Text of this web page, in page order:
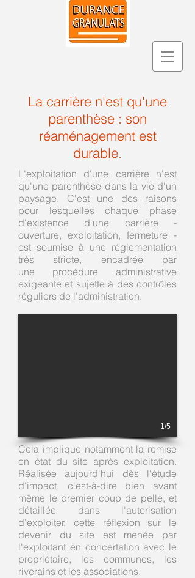
Cela implique notamment la remise
en état du site après exploitation.
Réalisée aujourd'hui dès l'étude
d'impact, c'est-à-dire bien avant
même le premier coup de pelle, et
détaillée dans l'autorisation
d'exploiter, cette réflexion sur le
devenir du site est menée par
l'exploitant en concertation avec le
propriétaire, les communes, les
riverains et les associations.
L'exploitation d'une carrière n'est
qu'une parenthèse dans la vie d'un
paysage. C'est une des raisons
pour lesquelles chaque phase
d'existence d'une carrière -
ouverture, exploitation, fermeture -
est soumise à une réglementation
très stricte, encadrée par
une procédure administrative
exigeante et sujette à des contrôles
réguliers de l'administration.
1/5
La carrière n'est qu'une
parenthèse : son
réaménagement est
durable.